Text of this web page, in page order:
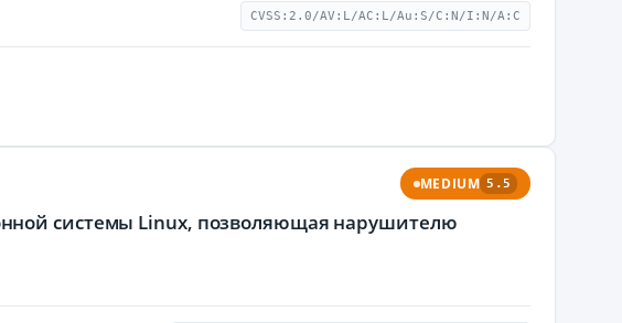
CVSS:2.0/AV:L/AC:L/Au:S/C:N/I:N/A:C
MEDIUM 5.5
системы Linux, позволяющая нарушителю